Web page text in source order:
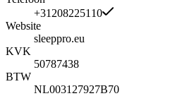
+31208225110
Website
sleeppro.eu
KVK
50787438
BTW
NL003127927B70